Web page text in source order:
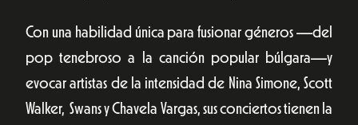
Con una habilidad única para fusionar géneros —del
pop tenebroso a la canción popular búlgara—y
evocar artistas de la intensidad de Nina Simone, Scott
Walker, Swans y Chavela Vargas, sus conciertos tienen la